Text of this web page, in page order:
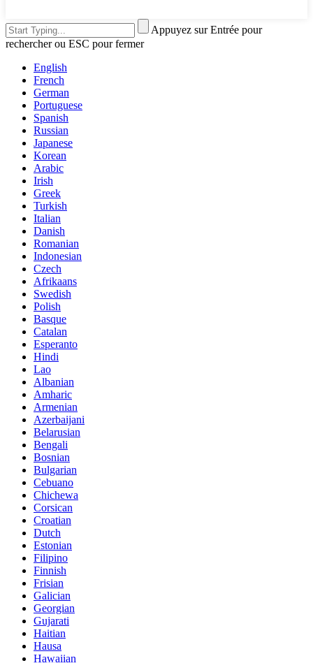
Appuyez sur Entrée pour
rechercher ou ESC pour fermer
English
French
German
Portuguese
Spanish
Russian
Japanese
Korean
Arabic
Irish
Greek
Turkish
Italian
Danish
Romanian
Indonesian
Czech
Afrikaans
Swedish
Polish
Basque
Catalan
Esperanto
Hindi
Lao
Albanian
Amharic
Armenian
Azerbaijani
Belarusian
Bengali
Bosnian
Bulgarian
Cebuano
Chichewa
Corsican
Croatian
Dutch
Estonian
Filipino
Finnish
Frisian
Galician
Georgian
Gujarati
Haitian
Hausa
Hawaiian